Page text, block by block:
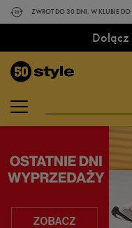
ZWROT DO 30 DNI. W KLUBIE